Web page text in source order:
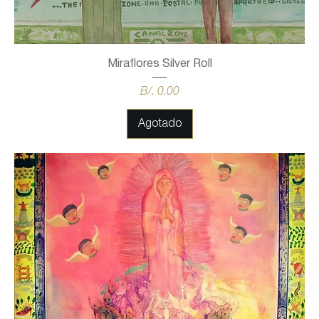
Miraflores Silver Roll
Precio
B/. 0.00
Agotado